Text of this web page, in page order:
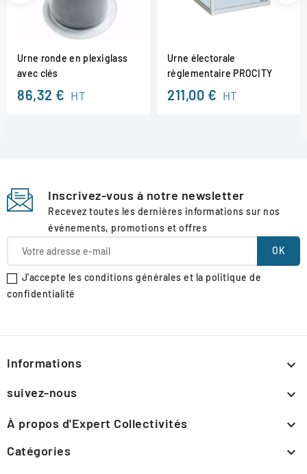
Urne ronde en plexiglass
avec clés
86,32 € HT
Urne électorale
réglementaire PROCITY
211,00 € HT
Inscrivez-vous à notre newsletter
Recevez toutes les dernières informations sur nos
événements, promotions et offres
J'accepte les conditions générales et la politique de
confidentialité
Informations 
suivez-nous 
À propos d'Expert Collectivités 
Catégories 